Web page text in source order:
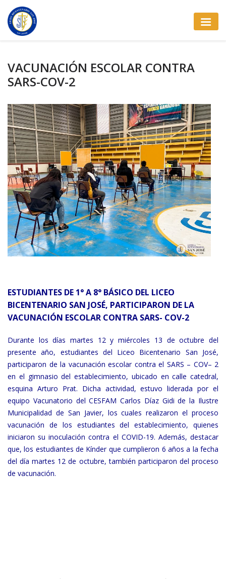
VACUNACIÓN ESCOLAR CONTRA
SARS-COV-2
ESTUDIANTES DE 1° A 8° BÁSICO DEL LICEO
BICENTENARIO SAN JOSÉ, PARTICIPARON DE LA
VACUNACIÓN ESCOLAR CONTRA SARS- COV-2
Durante los días martes 12 y miércoles 13 de octubre del
presente año, estudiantes del Liceo Bicentenario San José,
participaron de la vacunación escolar contra el SARS – COV– 2
en el gimnasio del establecimiento, ubicado en calle catedral,
esquina Arturo Prat. Dicha actividad, estuvo liderada por el
equipo Vacunatorio del CESFAM Carlos Díaz Gidi de la Ilustre
Municipalidad de San Javier, los cuales realizaron el proceso
vacunación de los estudiantes del establecimiento, quienes
iniciaron su inoculación contra el COVID-19. Además, destacar
que, los estudiantes de Kínder que cumplieron 6 años a la fecha
del día martes 12 de octubre, también participaron del proceso
de vacunación.